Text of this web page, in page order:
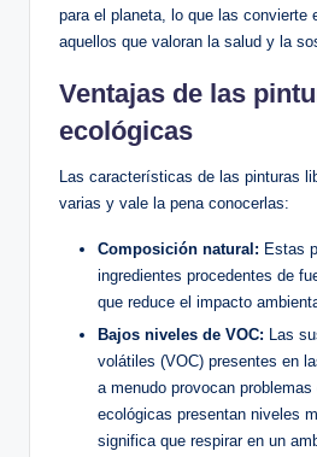
para el planeta, lo que las convierte
aquellos que valoran la salud y la
Ventajas de las
ecológicas
Las características de las pinturas
varias y vale la pena conocerlas:
Composición natural: Estas
ingredientes procedentes de
que reduce el impacto
Bajos niveles de VOC: Las
volátiles (VOC) presentes en
a menudo provocan
ecológicas presentan niveles
significa que respirar en un